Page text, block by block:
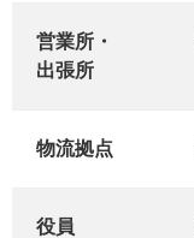
営業所・
出張所
物流拠点
役員